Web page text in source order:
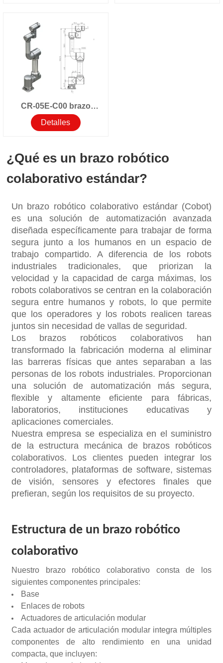
CR-05E-C00 brazo
robótico colaborativo
de 6 ejes
Detalles
¿Qué es un brazo robótico
colaborativo estándar?
Un brazo robótico colaborativo estándar (Cobot)
es una solución de automatización avanzada
diseñada específicamente para trabajar de forma
segura junto a los humanos en un espacio de
trabajo compartido. A diferencia de los robots
industriales tradicionales, que priorizan la
velocidad y la capacidad de carga máximas, los
robots colaborativos se centran en la colaboración
segura entre humanos y robots, lo que permite
que los operadores y los robots realicen tareas
juntos sin necesidad de vallas de seguridad.
Los brazos robóticos colaborativos han
transformado la fabricación moderna al eliminar
las barreras físicas que antes separaban a las
personas de los robots industriales. Proporcionan
una solución de automatización más segura,
flexible y altamente eficiente para fábricas,
laboratorios, instituciones educativas y
aplicaciones comerciales.
Nuestra empresa se especializa en el suministro
de la estructura mecánica de brazos robóticos
colaborativos. Los clientes pueden integrar los
controladores, plataformas de software, sistemas
de visión, sensores y efectores finales que
prefieran, según los requisitos de su proyecto.
Estructura de un brazo robótico
colaborativo
Nuestro brazo robótico colaborativo consta de los
siguientes componentes principales:
Base
Enlaces de robots
Actuadores de articulación modular
Cada actuador de articulación modular integra múltiples
componentes de alto rendimiento en una unidad
compacta, que incluyen: